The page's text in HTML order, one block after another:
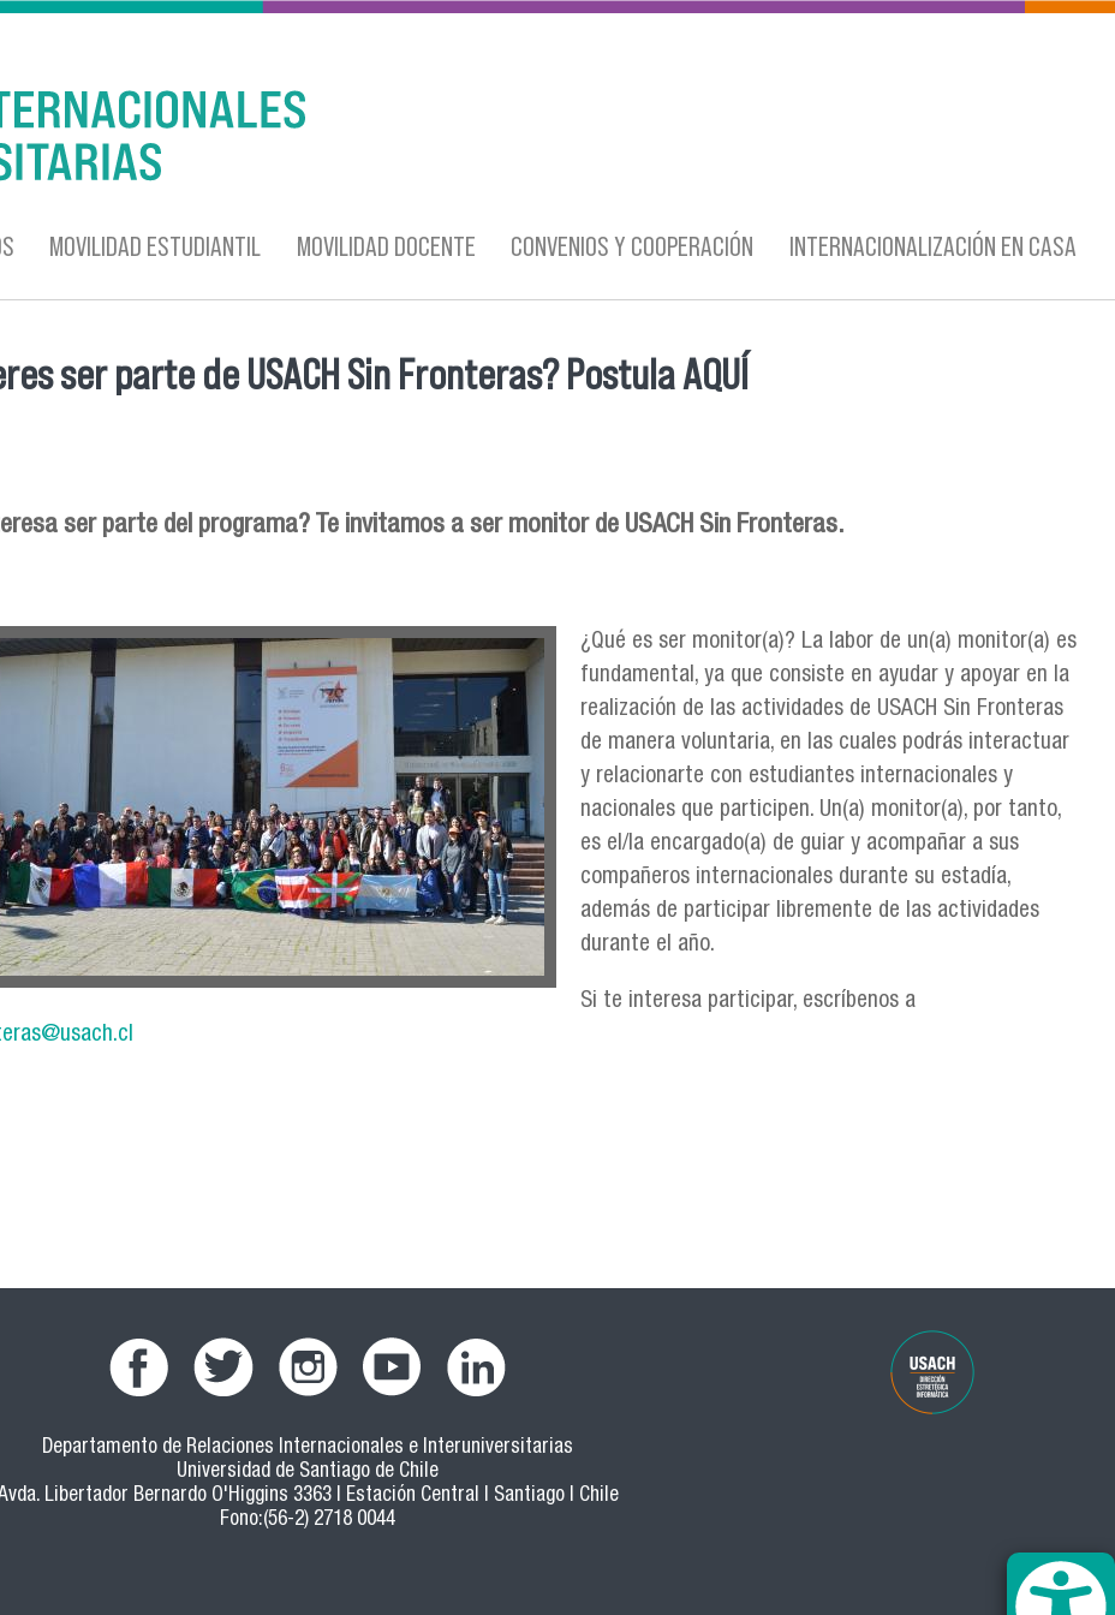
MOVILIDAD ESTUDIANTIL MOVILIDAD DOCENTE CONVENIOS Y COOPERACIÓN INTERNACIONALIZACIÓN EN CASA
usted aquí
ser parte de USACH Sin Fronteras? Postula AQUÍ
ser parte del programa? Te invitamos a ser monitor de USACH Sin Fronteras.
¿Qué es ser monitor(a)? La labor de un(a) monitor(a) es
fundamental, ya que consiste en ayudar y apoyar en la
realización de las actividades de USACH Sin Fronteras
de manera voluntaria, en las cuales podrás interactuar
y relacionarte con estudiantes internacionales y
nacionales que participen. Un(a) monitor(a), por tanto,
es el/la encargado(a) de guiar y acompañar a sus
compañeros internacionales durante su estadía,
además de participar libremente de las actividades
durante el año.
Si te interesa participar, escríbenos a
Departamento de Relaciones Internacionales e Interuniversitarias
Universidad de Santiago de Chile
Libertador Bernardo O'Higgins 3363 | Estación Central | Santiago | Chile
Fono:(56-2) 2718 0044